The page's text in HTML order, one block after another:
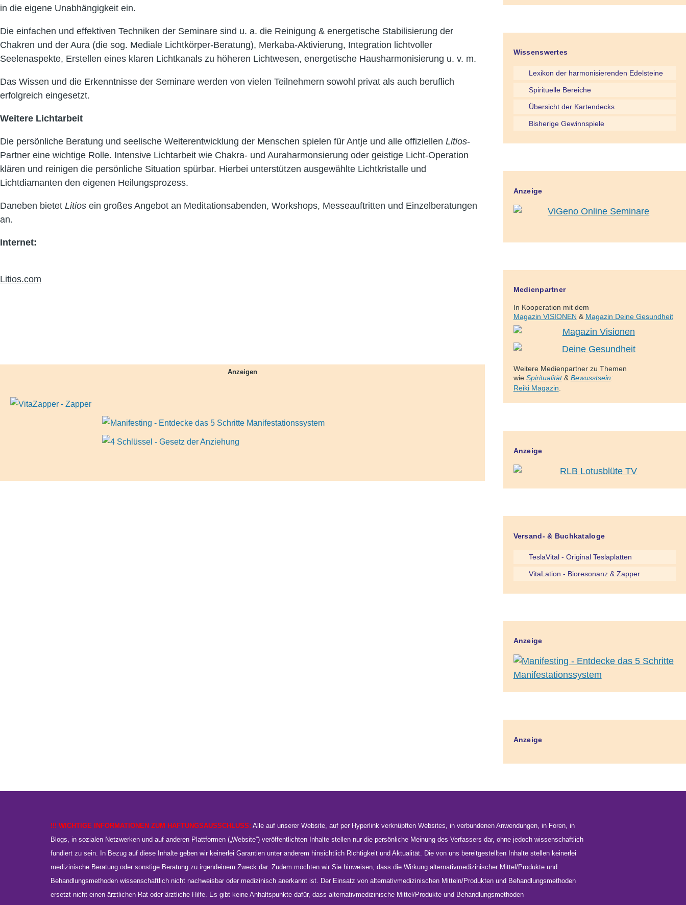
in die eigene Unabhängigkeit ein.
Die einfachen und effektiven Techniken der Seminare sind u. a. die Reinigung & energetische Stabilisierung der
Chakren und der Aura (die sog. Mediale Lichtkörper-Beratung), Merkaba-Aktivierung, Integration lichtvoller
Seelenaspekte, Erstellen eines klaren Lichtkanals zu höheren Lichtwesen, energetische Hausharmonisierung u. v. m.
Das Wissen und die Erkenntnisse der Seminare werden von vielen Teilnehmern sowohl privat als auch beruflich
erfolgreich eingesetzt.
Weitere Lichtarbeit
Die persönliche Beratung und seelische Weiterentwicklung der Menschen spielen für Antje und alle offiziellen Litios-
Partner eine wichtige Rolle. Intensive Lichtarbeit wie Chakra- und Auraharmonsierung oder geistige Licht-Operation
klären und reinigen die persönliche Situation spürbar. Hierbei unterstützen ausgewählte Lichtkristalle und
Lichtdiamanten den eigenen Heilungsprozess.
Daneben bietet Litios ein großes Angebot an Meditationsabenden, Workshops, Messeauftritten und Einzelberatungen
an.
Internet:
Litios.com
Anzeigen
Wissenswertes
Lexikon der harmonisierenden Edelsteine
Spirituelle Bereiche
Übersicht der Kartendecks
Bisherige Gewinnspiele
Anzeige
Medienpartner
In Kooperation mit dem
Magazin VISIONEN & Magazin Deine Gesundheit
Weitere Medienpartner zu Themen
wie Spiritualität& Bewusstsein:
Reiki Magazin.
Anzeige
Versand- & Buchkataloge
TeslaVital - Original Teslaplatten
VitaLation - Bioresonanz & Zapper
Anzeige
Anzeige
!!! WICHTIGE INFORMATIONEN ZUM HAFTUNGSAUSSCHLUSS: Alle auf unserer Website, auf per Hyperlink verknüpften Websites, in verbundenen Anwendungen, in Foren, in
Blogs, in sozialen Netzwerken und auf anderen Plattformen („Website”) veröffentlichten Inhalte stellen nur die persönliche Meinung des Verfassers dar, ohne jedoch wissenschaftlich
fundiert zu sein. In Bezug auf diese Inhalte geben wir keinerlei Garantien unter anderem hinsichtlich Richtigkeit und Aktualität. Die von uns bereitgestellten Inhalte stellen keinerlei
medizinische Beratung oder sonstige Beratung zu irgendeinem Zweck dar. Zudem möchten wir Sie hinweisen, dass die Wirkung alternativmedizinischer Mittel/Produkte und
Behandlungsmethoden wissenschaftlich nicht nachweisbar oder medizinisch anerkannt ist. Der Einsatz von alternativmedizinischen Mitteln/Produkten und Behandlungsmethoden
ersetzt nicht einen ärztlichen Rat oder ärztliche Hilfe. Es gibt keine Anhaltspunkte dafür, dass alternativmedizinische Mittel/Produkte und Behandlungsmethoden